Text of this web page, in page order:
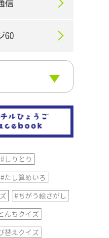
信
#しりとり
#たし算めいろ
#ちがう絵さがし
んちクイズ
替えクイズ